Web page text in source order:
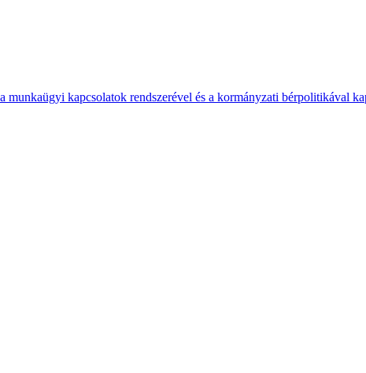
munkaügyi kapcsolatok rendszerével és a kormányzati bérpolitikával